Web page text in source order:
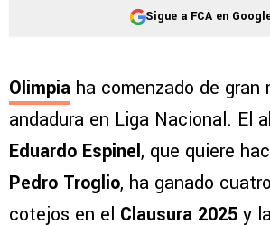
Sigue a FCA en
Olimpia ha comenzado de gran
andadura en Liga Nacional. El
Eduardo Espinel, que quiere
Pedro Troglio, ha ganado
cotejos en el Clausura 2025 y